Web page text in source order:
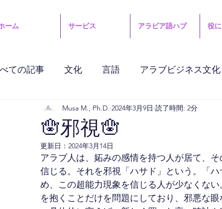
ーム サービス アラビア語ハブ 役
ての記事 文化 言語 アラブビジネス文化
🪬邪視🪬
Musa M., Ph.D. 2024年3月9日 読了時間: 2分
更新日： 2024年3月14日
アラブ人は、妬みの感情を持つ人が居て、
信じる。それを邪視「ハサド」という。「
め、この超能力現象を信じる人が少なくな
を抱くことだけを問題にしており、邪悪な